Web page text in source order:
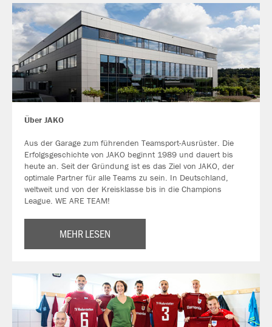
Über JAKO
Aus der Garage zum führenden Teamsport-Ausrüster. Die
Erfolgsgeschichte von JAKO beginnt 1989 und dauert bis
heute an. Seit der Gründung ist es das Ziel von JAKO, der
optimale Partner für alle Teams zu sein. In Deutschland,
weltweit und von der Kreisklasse bis in die Champions
League. WE ARE TEAM!
MEHR LESEN